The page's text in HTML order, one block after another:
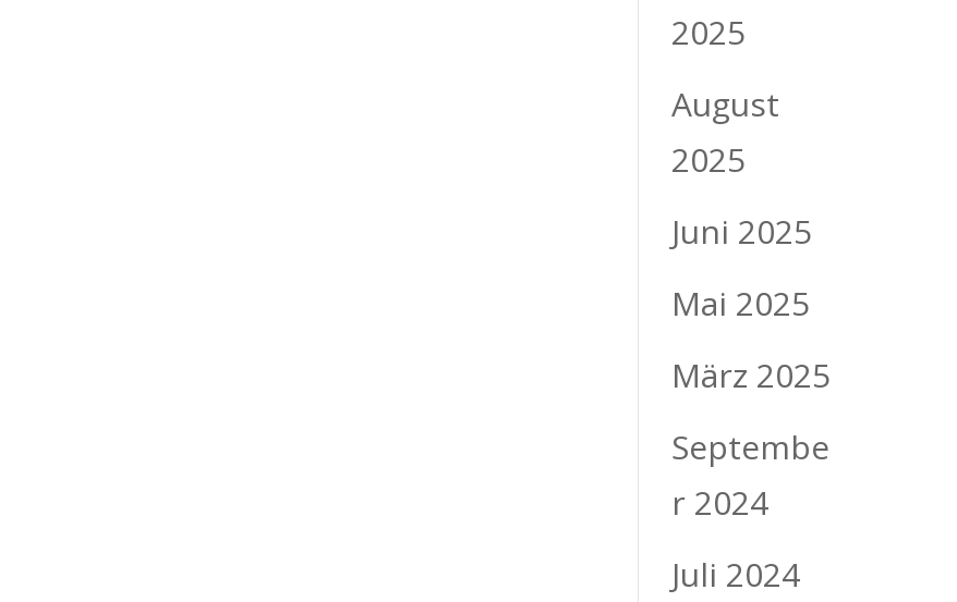
2025
August
2025
Juni 2025
Mai 2025
März 2025
Septembe
r 2024
Juli 2024